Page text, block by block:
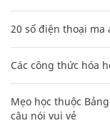
20 số điện thoại
Các công thức hóa
Mẹo học thuộc
câu nói vui vẻ